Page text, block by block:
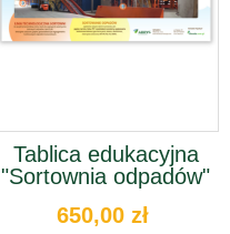
Tablica edukacyjna
"Sortownia odpadów"
650,00 zł